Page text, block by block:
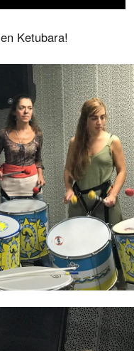
Ketubara!